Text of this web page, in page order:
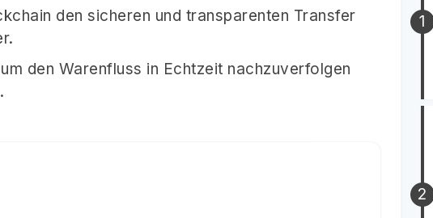
den sicheren und transparenten Transfer
den Warenfluss in Echtzeit nachzuverfolgen